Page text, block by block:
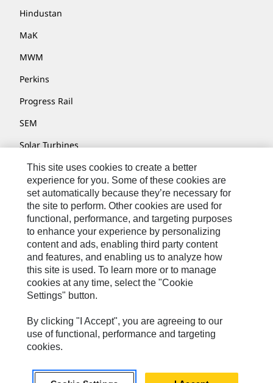
Hindustan
MaK
MWM
Perkins
Progress Rail
SEM
Solar Turbines
SPM Oil & Gas
Turner Powertrain Systems
Fale Conosco
Mapa Do Local
Cookie Settings
Termos De Uso
Privacidade
Cat.com
Caterpillar © 2026. Todos os direitos reservados.
This site uses cookies to create a better
experience for you. Some of these cookies are
set automatically because they’re necessary for
the site to perform. Other cookies are used for
functional, performance, and targeting purposes
to enhance your experience by personalizing
content and ads, enabling third party content
and features, and enabling us to analyze how
this site is used. To learn more or to manage
cookies at any time, select the "Cookie
Settings" button.
By clicking "I Accept", you are agreeing to our
use of functional, performance and targeting
cookies.